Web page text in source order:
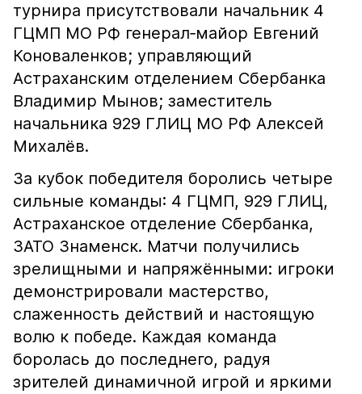
турнира присутствовали начальник 4
ГЦМП МО РФ генерал‑майор Евгений
Коноваленков; управляющий
Астраханским отделением Сбербанка
Владимир Мынов; заместитель
начальника 929 ГЛИЦ МО РФ Алексей
Михалёв.
За кубок победителя боролись четыре
сильные команды: 4 ГЦМП, 929 ГЛИЦ,
Астраханское отделение Сбербанка,
ЗАТО Знаменск. Матчи получились
зрелищными и напряжёнными: игроки
демонстрировали мастерство,
слаженность действий и настоящую
волю к победе. Каждая команда
боролась до последнего, радуя
зрителей динамичной игрой и яркими